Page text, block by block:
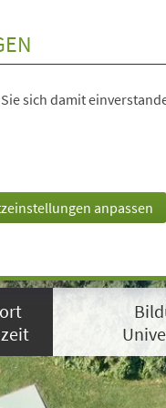
sich damit
anpassen